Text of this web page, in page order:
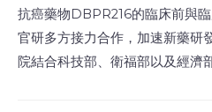
抗癌藥物DBPR216的臨床前與
官研多方接力合作，加速新藥研
院結合科技部、衛福部以及經濟